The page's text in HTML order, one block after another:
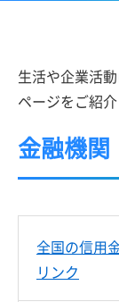
生活や企業活
ページをご紹介
金融機関
全国の信用
リンク